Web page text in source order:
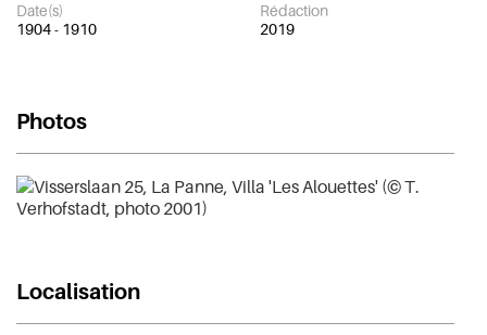
Date(s)
1904 - 1910
Rédaction
2019
Photos
Localisation